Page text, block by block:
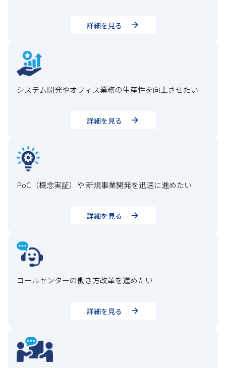
詳細を見る
システム開発やオフィス業務の生産性を向上させたい
詳細を見る
PoC（概念実証）や 新規事業開発を迅速に進めたい
詳細を見る
コールセンターの働き方改革を進めたい
詳細を見る